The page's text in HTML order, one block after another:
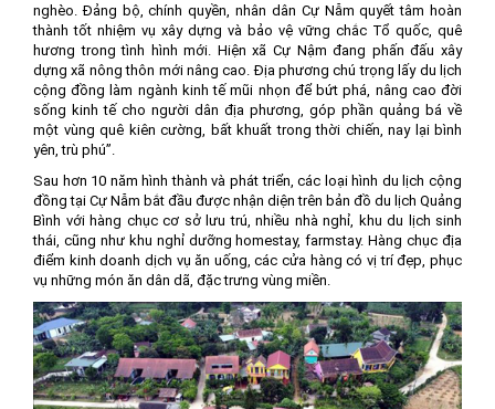
nghèo. Đảng bộ, chính quyền, nhân dân Cự Nẫm quyết tâm hoàn
thành tốt nhiệm vụ xây dựng và bảo vệ vững chắc Tổ quốc, quê
hương trong tình hình mới. Hiện xã Cự Nậm đang phấn đấu xây
dựng xã nông thôn mới nâng cao. Địa phương chú trọng lấy du lịch
cộng đồng làm ngành kinh tế mũi nhọn để bứt phá, nâng cao đời
sống kinh tế cho người dân địa phương, góp phần quảng bá về
một vùng quê kiên cường, bất khuất trong thời chiến, nay lại bình
yên, trù phú”.
Sau hơn 10 năm hình thành và phát triển, các loại hình du lịch cộng
đồng tại Cự Nẫm bắt đầu được nhận diện trên bản đồ du lịch Quảng
Bình với hàng chục cơ sở lưu trú, nhiều nhà nghỉ, khu du lịch sinh
thái, cũng như khu nghỉ dưỡng homestay, farmstay. Hàng chục địa
điểm kinh doanh dịch vụ ăn uống, các cửa hàng có vị trí đẹp, phục
vụ những món ăn dân dã, đặc trưng vùng miền.